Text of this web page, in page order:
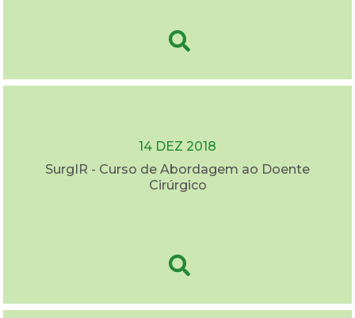
14 DEZ 2018
SurgIR - Curso de Abordagem ao Doente
Cirúrgico